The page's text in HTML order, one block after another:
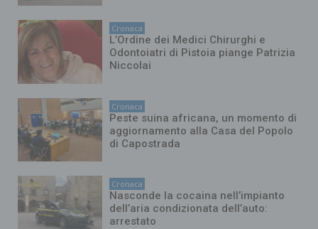
Cronaca
L’Ordine dei Medici Chirurghi e
Odontoiatri di Pistoia piange Patrizia
Niccolai
Cronaca
Peste suina africana, un momento di
aggiornamento alla Casa del Popolo
di Capostrada
Cronaca
Nasconde la cocaina nell’impianto
dell’aria condizionata dell’auto:
arrestato